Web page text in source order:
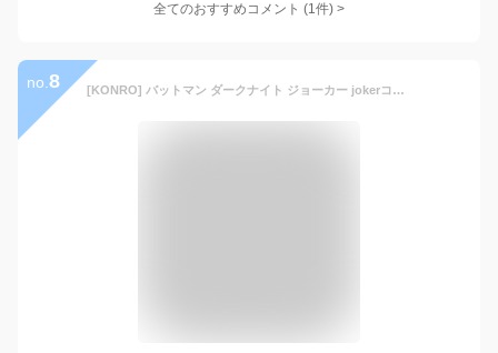
全てのおすすめコメント (1件) >
no. 8 [KONRO] バットマン ダークナイト ジョーカー jokerコスプレ衣装 お盆 コスチューム 仮装 プレゼント 祭り、 変装、コスプレ祭 (男M)